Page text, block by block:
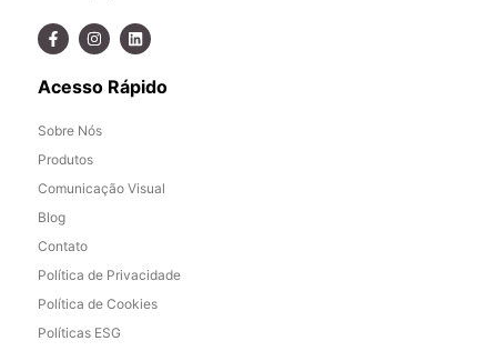
Acesso Rápido
Sobre Nós
Produtos
Comunicação Visual
Blog
Contato
Política de Privacidade
Política de Cookies
Políticas ESG